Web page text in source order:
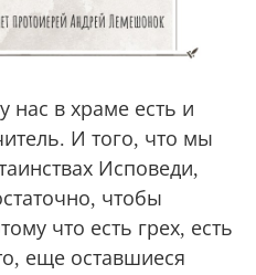
нас в храме есть и
И того, что мы
Исповеди,
чтобы
что есть грех, есть
еще оставшиеся